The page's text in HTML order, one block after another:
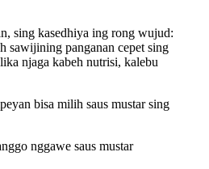
sing kasedhiya ing rong wujud:
sawijining panganan cepet sing
njaga kabeh nutrisi, kalebu
bisa milih saus mustar sing
nggawe saus mustar